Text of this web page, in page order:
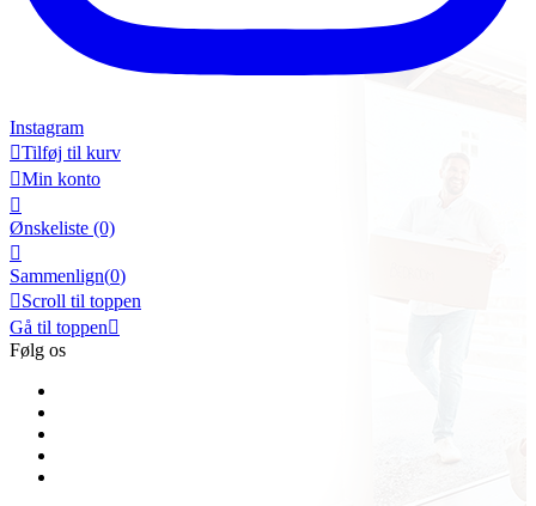
Instagram
Tilføj til kurv
Min konto

Ønskeliste (0)

Sammenlign(0)
Scroll til toppen
Gå til toppen
Følg os